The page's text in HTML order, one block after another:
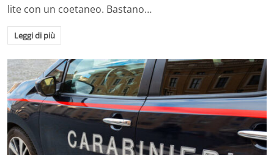
lite con un coetaneo. Bastano…
Leggi di più